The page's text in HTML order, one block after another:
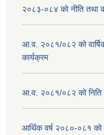
२०८३-०८४ को नीति तथा
आ.व. २०८१/०८२ को
कार्यक्रम
आ.व. २०८१/०८२ को निति
आर्थिक वर्ष २०८०-०८१ को